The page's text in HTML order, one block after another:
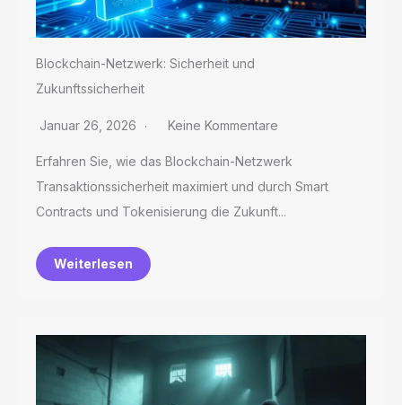
Blockchain-Netzwerk: Sicherheit und
Zukunftssicherheit
Januar 26, 2026 Keine Kommentare
Erfahren Sie, wie das Blockchain-Netzwerk
Transaktionssicherheit maximiert und durch Smart
Contracts und Tokenisierung die Zukunft...
Weiterlesen